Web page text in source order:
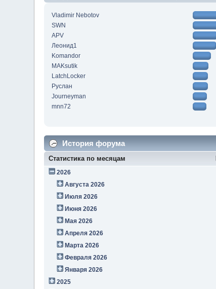
Vladimir Nebotov
SWN
APV
Леонид1
Komandor
MAKsutik
LatchLocker
Руслан
Journeyman
mnn72
История форума
Статистика по месяцам
2026
Августа 2026
Июля 2026
Июня 2026
Мая 2026
Апреля 2026
Марта 2026
Февраля 2026
Января 2026
2025